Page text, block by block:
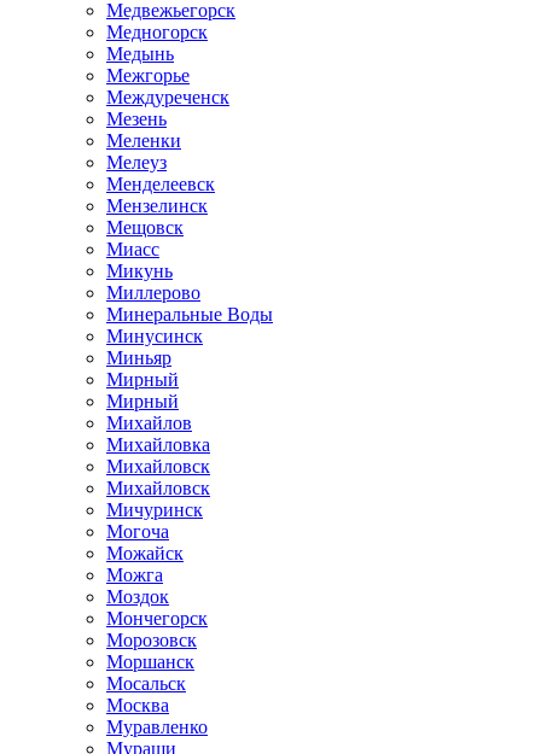
Медвежьегорск
Медногорск
Медынь
Межгорье
Междуреченск
Мезень
Меленки
Мелеуз
Менделеевск
Мензелинск
Мещовск
Миасс
Микунь
Миллерово
Минеральные Воды
Минусинск
Миньяр
Мирный
Мирный
Михайлов
Михайловка
Михайловск
Михайловск
Мичуринск
Могоча
Можайск
Можга
Моздок
Мончегорск
Морозовск
Моршанск
Мосальск
Москва
Муравленко
Мураши